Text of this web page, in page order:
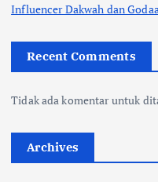
Influencer Dakwah dan
Recent Comments
Tidak ada komentar untuk
Archives